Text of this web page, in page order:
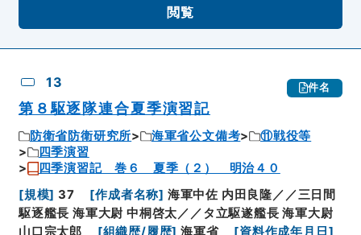
閲覧
13 件名
第８駆逐隊連合夏季演習記
防衛省防衛研究所 海軍省公文備考
⑪戦役等
四季演習
四季演習記 巻６ 夏季（２） 明治４０
[規模] 37 [作成者名称] 海軍中佐 内田良隆／／三日間
駆逐艦長 海軍大尉 中桐啓太／／タ立駆遂艦長 海軍大尉
山口宗太郎
[組織歴/履歴] 海軍省 [資料作成年月日 ]